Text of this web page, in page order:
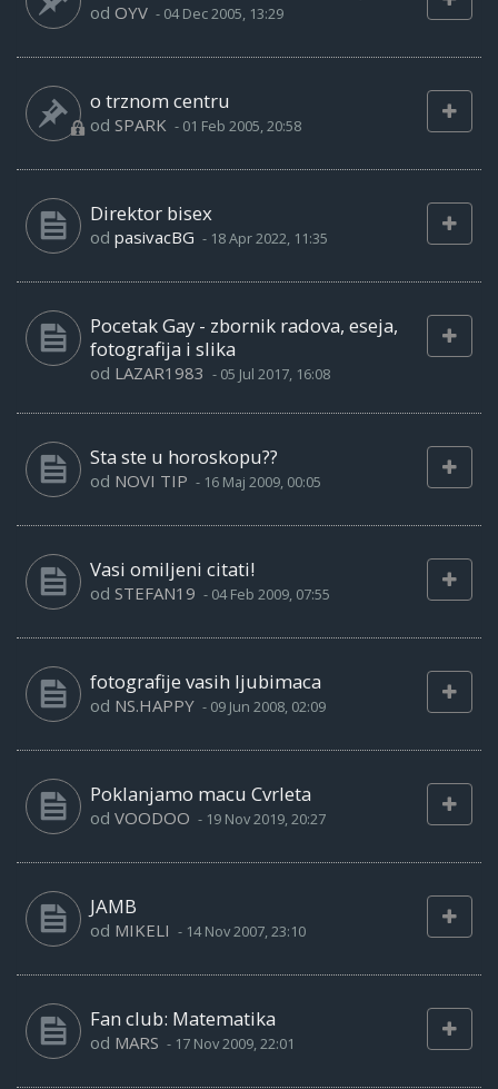
od OYV - 04 Dec 2005, 13:29
o trznom centru
od SPARK - 01 Feb 2005, 20:58
Direktor bisex
od pasivacBG - 18 Apr 2022, 11:35
Pocetak Gay - zbornik radova, eseja,
fotografija i slika
od LAZAR1983 - 05 Jul 2017, 16:08
Sta ste u horoskopu??
od NOVI TIP - 16 Maj 2009, 00:05
Vasi omiljeni citati!
od STEFAN19 - 04 Feb 2009, 07:55
fotografije vasih ljubimaca
od NS.HAPPY - 09 Jun 2008, 02:09
Poklanjamo macu Cvrleta
od VOODOO - 19 Nov 2019, 20:27
JAMB
od MIKELI - 14 Nov 2007, 23:10
Fan club: Matematika
od MARS - 17 Nov 2009, 22:01